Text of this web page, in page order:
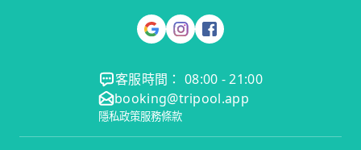
客服時間： 08:00 - 21:00
booking@tripool.app
隱私政策服務條款